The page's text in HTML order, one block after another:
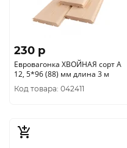
230 p
Евровагонка ХВОЙНАЯ сорт А
12, 5*96 (88) мм длина 3 м
Код товара: 042411